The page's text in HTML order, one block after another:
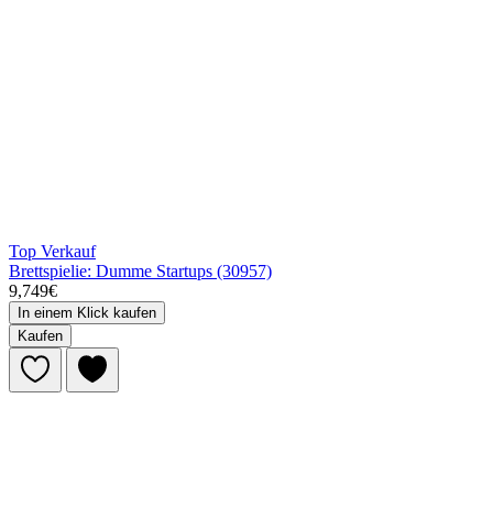
Top Verkauf
Brettspielie: Dumme Startups (30957)
9,749€
In einem Klick kaufen
Kaufen